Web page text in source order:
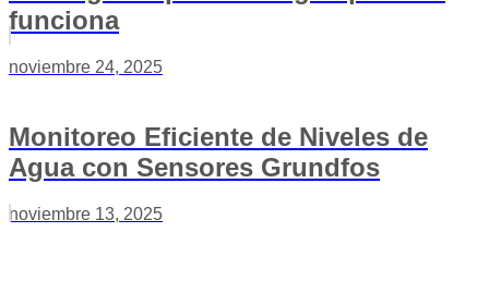
funciona
noviembre 24, 2025
Monitoreo Eficiente de Niveles de
Agua con Sensores Grundfos
noviembre 13, 2025